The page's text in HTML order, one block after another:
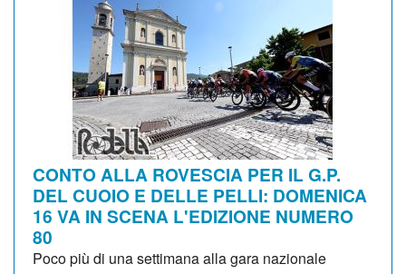
CONTO ALLA ROVESCIA PER IL G.P.
DEL CUOIO E DELLE PELLI: DOMENICA
16 VA IN SCENA L'EDIZIONE NUMERO
80
Poco più di una settimana alla gara nazionale